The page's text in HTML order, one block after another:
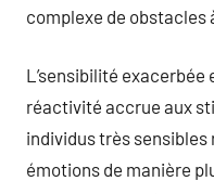
complexe de obstacles
L’sensibilité
réactivité accrue aux
individus très
émotions de manière